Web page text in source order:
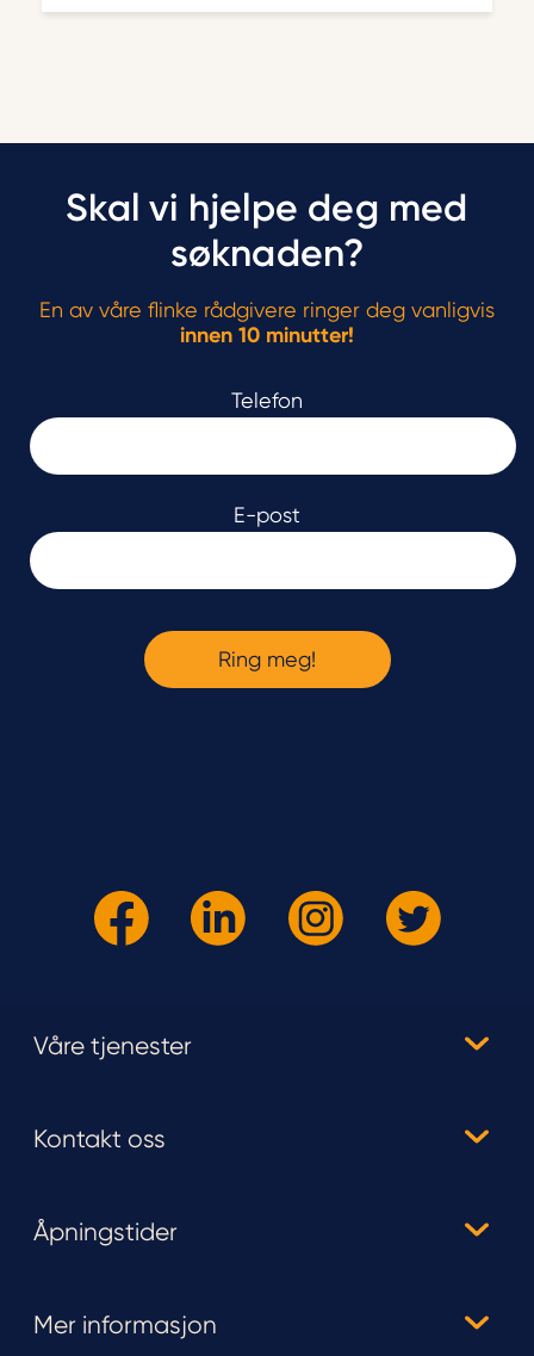
Skal vi hjelpe deg med
søknaden?
En av våre flinke rådgivere ringer deg vanligvis
innen 10 minutter!
Telefon
E-post
Våre tjenester
Kontakt oss
Åpningstider
Mer informasjon